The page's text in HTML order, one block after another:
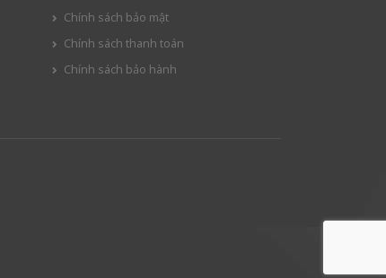
Chính sách bảo mật
Chính sách thanh toán
Chính sách bảo hành